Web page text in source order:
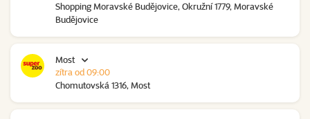
Shopping Moravské Budějovice, Okružní 1779, Moravské
Budějovice
Most
Chomutovská 1316, Most
zítra od 09:00